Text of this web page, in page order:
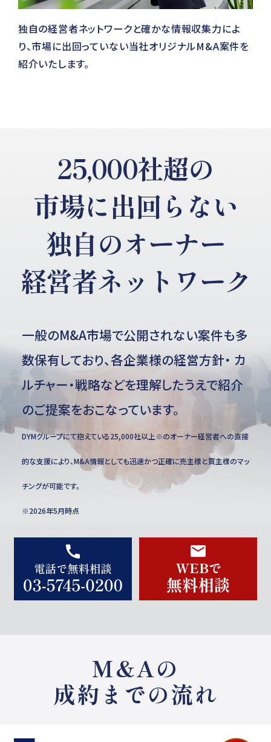
独自の経営者ネットワークと確かな情報収集力によ
り、市場に出回っていない当社オリジナルM&A案件を
紹介いたします。
25,000社超の
市場に出回らない
独自のオーナー
経営者ネットワーク
一般のM&A市場で公開されない案件も多
数保有しており、各企業様の経営方針・ カ
ルチャー・戦略などを理解したうえで紹介
のご提案をおこなっています。
DYMグループにて抱えている25,000社以上※のオーナー経営者への直接
的な支援により、M&A情報としても迅速かつ正確に売主様と買主様のマッ
チングが可能です。
※2026年5月時点
M&Aの
成約までの流れ